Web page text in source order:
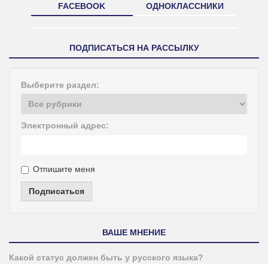
FACEBOOK ОДНОКЛАССНИКИ
ПОДПИСАТЬСЯ НА РАССЫЛКУ
Выберите раздел:
Электронный адрес:
Отпишите меня
Подписаться
ВАШЕ МНЕНИЕ
Какой статус должен быть у русского языка?